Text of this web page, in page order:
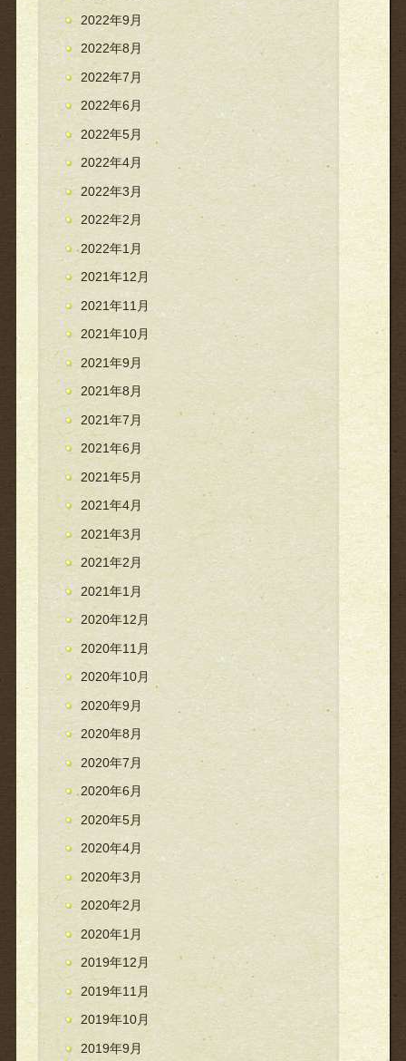
2022年9月
2022年8月
2022年7月
2022年6月
2022年5月
2022年4月
2022年3月
2022年2月
2022年1月
2021年12月
2021年11月
2021年10月
2021年9月
2021年8月
2021年7月
2021年6月
2021年5月
2021年4月
2021年3月
2021年2月
2021年1月
2020年12月
2020年11月
2020年10月
2020年9月
2020年8月
2020年7月
2020年6月
2020年5月
2020年4月
2020年3月
2020年2月
2020年1月
2019年12月
2019年11月
2019年10月
2019年9月